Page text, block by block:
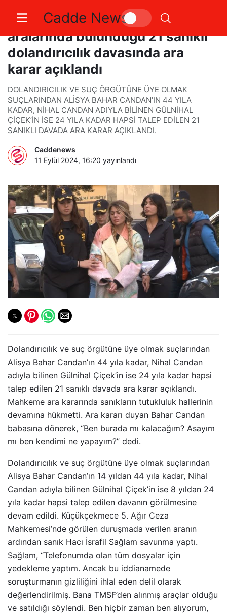
Cadde News
Bahar ve Nihal Candan’ın da
aralarında bulunduğu 21 sanıklı
dolandırıcılık davasında ara
karar açıklandı
DOLANDIRICILIK VE SUÇ ÖRGÜTÜNE ÜYE OLMAK
SUÇLARINDAN ALİSYA BAHAR CANDAN’IN 44 YILA
KADAR, NİHAL CANDAN ADIYLA BİLİNEN GÜLNİHAL
ÇİÇEK’İN İSE 24 YILA KADAR HAPSİ TALEP EDİLEN 21
SANIKLI DAVADA ARA KARAR AÇIKLANDI.
Caddenews
11 Eylül 2024, 16:20 yayınlandı
Dolandırıcılık ve suç örgütüne üye olmak suçlarından
Alisya Bahar Candan’ın 44 yıla kadar, Nihal Candan
adıyla bilinen Gülnihal Çiçek’in ise 24 yıla kadar hapsi
talep edilen 21 sanıklı davada ara karar açıklandı.
Mahkeme ara kararında sanıkların tutukluluk hallerinin
devamına hükmetti. Ara kararı duyan Bahar Candan
babasına dönerek, “Ben burada mı kalacağım? Asayım
mı ben kendimi ne yapayım?” dedi.
Dolandırıcılık ve suç örgütüne üye olmak suçlarından
Alisya Bahar Candan’ın 14 yıldan 44 yıla kadar, Nihal
Candan adıyla bilinen Gülnihal Çiçek’in ise 8 yıldan 24
yıla kadar hapsi talep edilen davanın görülmesine
devam edildi. Küçükçekmece 5. Ağır Ceza
Mahkemesi’nde görülen duruşmada verilen aranın
ardından sanık Hacı İsrafil Sağlam savunma yaptı.
Sağlam, “Telefonumda olan tüm dosyalar için
yedekleme yaptım. Ancak bu iddianamede
soruşturmanın gizliliğini ihlal eden delil olarak
değerlendirilmiş. Bana TMSF’den alınmış araçlar olduğu
ve satıldığı söylendi. Ben hiçbir zaman ben alıyorum,